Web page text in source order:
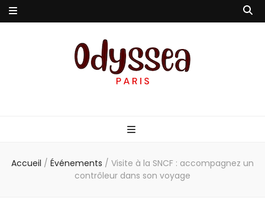
Accueil / Événements / Visite à la SNCF : accompagnez un
contrôleur dans son voyage